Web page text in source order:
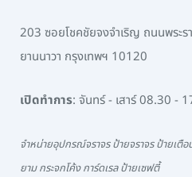
203 ซอยโชคชัยจงจำเริญ ถนนพระร
ยานนาวา กรุงเทพฯ 10120
เปิดทำการ: จันทร์ - เสาร์ 08.30 -
จำหน่ายอุปกรณ์จราจร ป้ายจราจร ป้ายเตื
ยาม กระจกโค้ง การ์ดเรล ป้ายเซฟตี้